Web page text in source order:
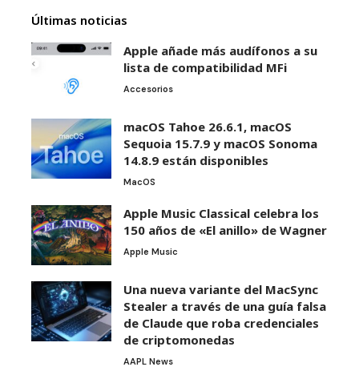
Últimas noticias
Apple añade más audífonos a su
lista de compatibilidad MFi
Accesorios
macOS Tahoe 26.6.1, macOS
Sequoia 15.7.9 y macOS Sonoma
14.8.9 están disponibles
MacOS
Apple Music Classical celebra los
150 años de «El anillo» de Wagner
Apple Music
Una nueva variante del MacSync
Stealer a través de una guía falsa
de Claude que roba credenciales
de criptomonedas
AAPL News